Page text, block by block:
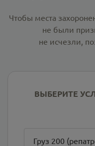
Чтобы места
не были
не исчезли,
ВЫБЕРИТЕ
Груз 200